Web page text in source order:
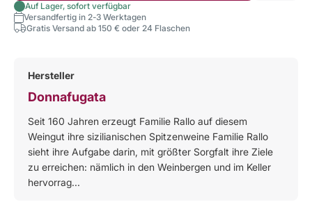
Auf Lager, sofort verfügbar
Versandfertig in 2-3 Werktagen
Gratis Versand ab 150 € oder 24 Flaschen
Hersteller
Donnafugata
Seit 160 Jahren erzeugt Familie Rallo auf diesem
Weingut ihre sizilianischen Spitzenweine Familie Rallo
sieht ihre Aufgabe darin, mit größter Sorgfalt ihre Ziele
zu erreichen: nämlich in den Weinbergen und im Keller
hervorrag...